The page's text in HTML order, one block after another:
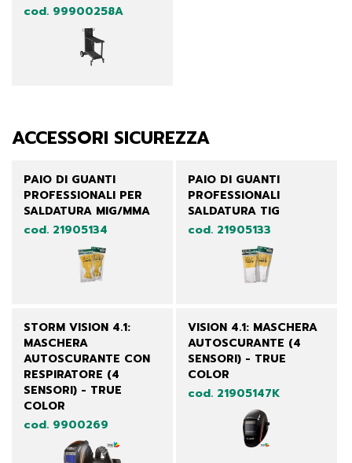
cod. 99900258A
ACCESSORI SICUREZZA
PAIO DI GUANTI
PROFESSIONALI PER
SALDATURA MIG/MMA
cod. 21905134
PAIO DI GUANTI
PROFESSIONALI
SALDATURA TIG
cod. 21905133
STORM VISION 4.1:
MASCHERA
AUTOSCURANTE CON
RESPIRATORE (4
SENSORI) - TRUE
COLOR
cod. 9900269
VISION 4.1: MASCHERA
AUTOSCURANTE (4
SENSORI) - TRUE
COLOR
cod. 21905147K